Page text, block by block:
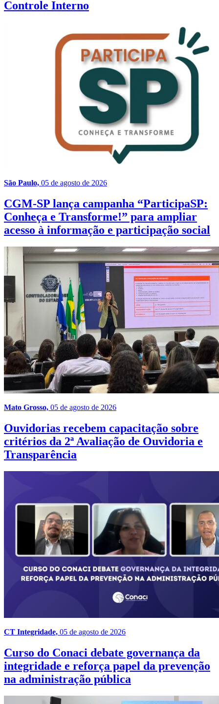
Controle Interno
São Paulo, 05 de agosto de 2026
CGM-SP lança campanha “ParticipaSP:
Conheça e Transforme!” para ampliar
acesso à informação e participação social
Mato Grosso, 05 de agosto de 2026
Ouvidorias recebem capacitação sobre
critérios da 2ª Avaliação de Ouvidoria e
Transparência
CT Integridade, 05 de agosto de 2026
Curso do Conaci debate governança da
integridade e reforça papel da prevenção
na administração pública